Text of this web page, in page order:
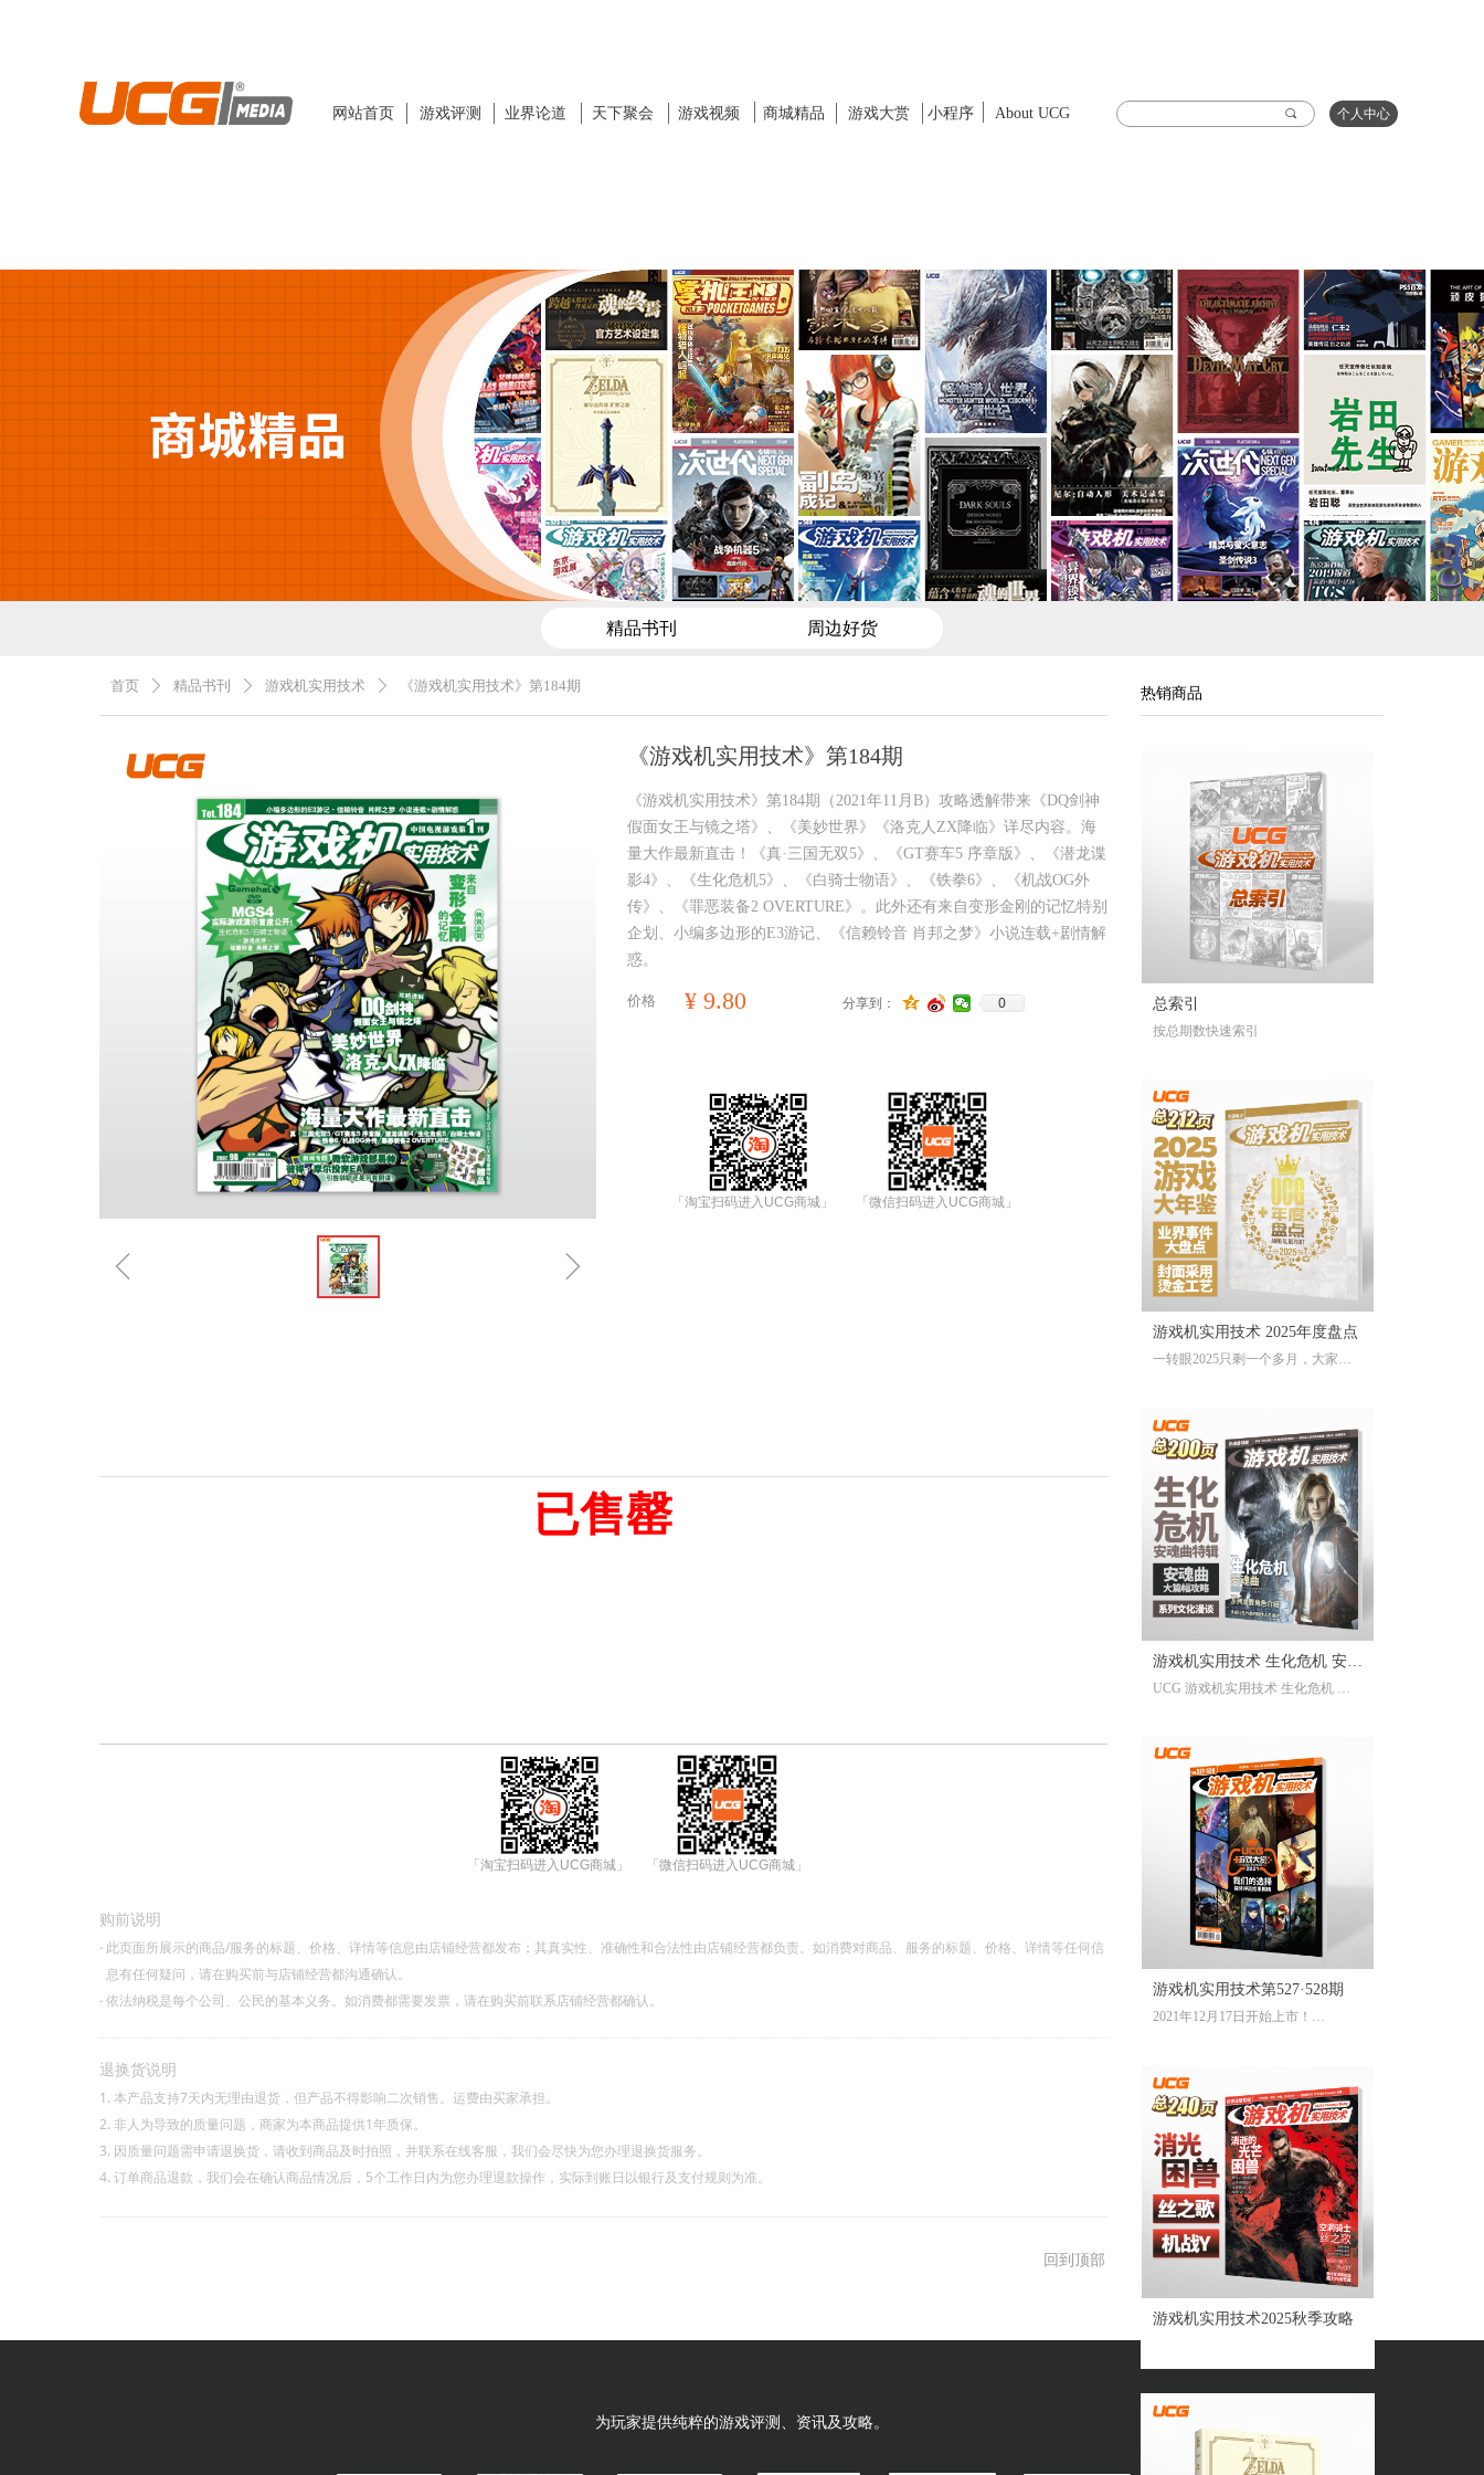
끠
网站首页 商城精品 游戏大赏
业界论道
游戏评测 天下聚会 游戏视频 小程序 About UCG 个人中心
首页 ꄲ 精品书刊 ꄲ 游戏机实用技术 ꄲ 《游戏机实用技术》第184期
ꁆ ꁇ
《游戏机实用技术》第184期
已售罄
价格 ¥ 9.80 分享到： 0
回到顶部
热销商品
「微信扫码进入UCG商城」
「淘宝扫码进入UCG商城」
《游戏机实用技术》第184期（2021年11月B）攻略透解带来《DQ剑神
假面女王与镜之塔》、《美妙世界》《洛克人ZX降临》详尽内容。海
量大作最新直击！《真·三国无双5》、《GT赛车5 序章版》、《潜龙谍
影4》、《生化危机5》、《白骑士物语》、《铁拳6》、《机战OG外
传》、《罪恶装备2 OVERTURE》。此外还有来自变形金刚的记忆特别
企划、小编多边形的E3游记、《信赖铃音 肖邦之梦》小说连载+剧情解
惑。
购前说明
· 此页面所展示的商品/服务的标题、价格、详情等信息由店铺经营都发布；其真实性、准确性和合法性由店铺经营都负责。如消费对商品、服务的标题、价格、详情等任何信
息有任何疑问，请在购买前与店铺经营都沟通确认。
·依法纳税是每个公司、公民的基本义务。如消费都需要发票，请在购买前联系店铺经营都确认。
退换货说明
1. 本产品支持7天内无理由退货，但产品不得影响二次销售。运费由买家承担。
2. 非人为导致的质量问题，商家为本商品提供1年质保。
3. 因质量问题需申请退换货，请收到商品及时拍照，并联系在线客服，我们会尽快为您办理退换货服务。
4. 订单商品退款，我们会在确认商品情况后，5个工作日内为您办理退款操作，实际到账日以银行及支付规则为准。
精品书刊 周边好货
总索引
按总期数快速索引
游戏机实用技术 2025年度盘点
一转眼2025只剩一个多月，大家对
前一亮的独立游戏、令人印象深刻
的游戏大事？不记得也不要紧，
《游戏机实用技术 2025年度盘点》
已经帮你全部整合完毕。2025年度
的游戏资讯，看这一本就足够。
继承自UCG每年的年度特辑及合
刊，我们最经典的游戏大年鉴、游
戏大盘点栏目依然在线；年年有今
日岁岁有今朝，UCG小编们心目中
以聚众锐评环节，想要来围观吐槽
的朋友们也请绝对不要放过。此
多打赢复活赛的攻略栏目“实用至上
主义”——最全面的游戏盘点，最详
尽的年鉴资料，更有小而美周边随
限定版档位一起赠送，收藏价值妥
游戏机实用技术 生化危机 安魂
曲特辑
UCG 游戏机实用技术 生化危机 安
游戏机实用技术第527·528期
2021年12月17日开始上市！
游戏机实用技术2025秋季攻略
「微信扫码进入UCG商城」
「淘宝扫码进入UCG商城」
为玩家提供纯粹的游戏评测、资讯及攻略。